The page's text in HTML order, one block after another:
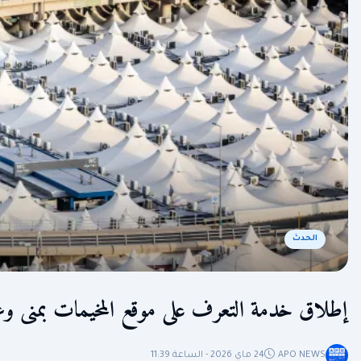
الحدث
إطلاق خدمة التعرف على موقع المخيمات بمنى
APO NEWS 24 ماي 2026 - الساعة 11:39